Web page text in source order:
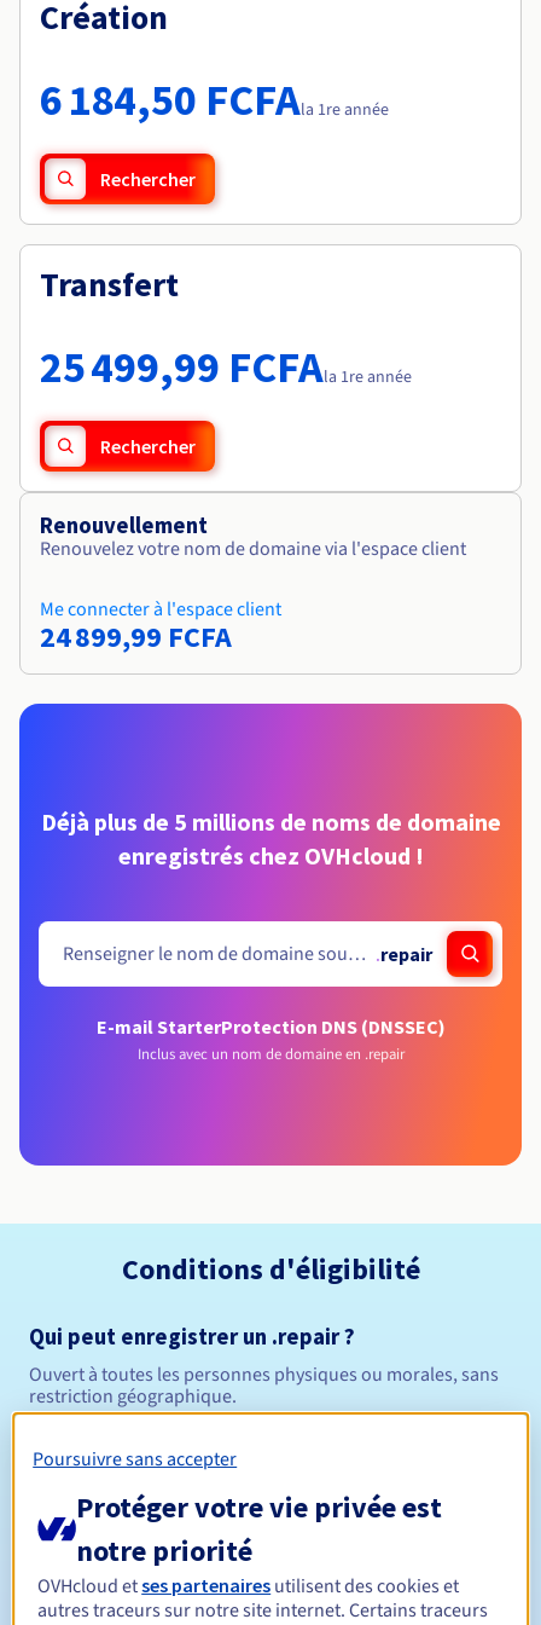
Tarifs
Roadmap & Changelog
Roadmap & Changelog
Création
6 184,50 FCFAla 1re année
Rechercher
Transfert
25 499,99 FCFAla 1re année
Rechercher
Renouvellement
Renouvelez votre nom de domaine via l'espace client
Me connecter à l'espace client
24 899,99 FCFA
Déjà plus de 5 millions de noms de domaine
enregistrés chez OVHcloud !
.repair
E-mail StarterProtection DNS (DNSSEC)
Inclus avec un nom de domaine en .repair
Conditions d'éligibilité
Qui peut enregistrer un .repair ?
Ouvert à toutes les personnes physiques ou morales, sans
restriction géographique.
Règles de gestion et notifications
Durée de réservation Entre 1 et 10 ans
Durée de renouvellement Entre 1 et 10 ans
Poursuivre sans accepter
Protéger votre vie privée est
notre priorité
OVHcloud etses partenaires utilisent des cookies et
autres traceurs sur notre site internet. Certains traceurs